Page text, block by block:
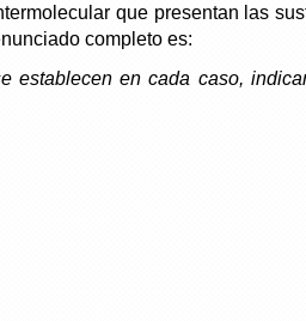
que presentan las
completo es:
establecen en cada caso,